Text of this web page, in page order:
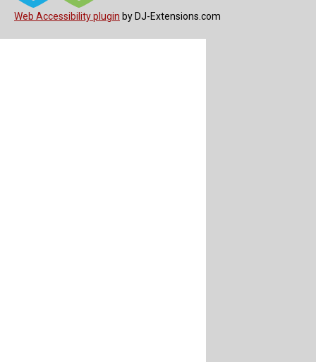
Web Accessibility plugin by DJ-Extensions.com